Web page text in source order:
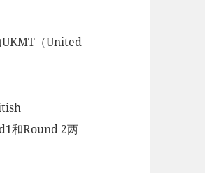
（United
和Round 2两